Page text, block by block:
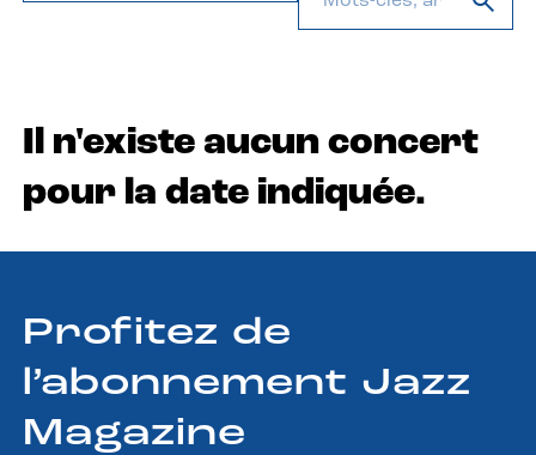
Il n'existe aucun concert
pour la date indiquée.
Profitez de
l’abonnement Jazz
Magazine